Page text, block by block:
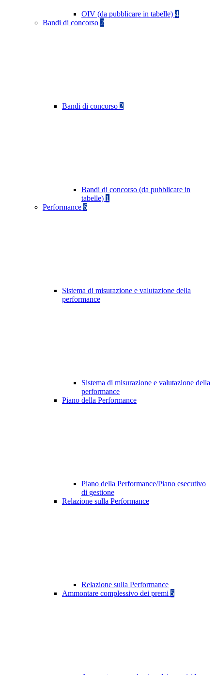
OIV (da pubblicare in tabelle) 4
Bandi di concorso 2
Bandi di concorso 2
Bandi di concorso (da pubblicare in
tabelle) 1
Performance 6
Sistema di misurazione e valutazione della
performance
Sistema di misurazione e valutazione della
performance
Piano della Performance
Piano della Performance/Piano esecutivo
di gestione
Relazione sulla Performance
Relazione sulla Performance
Ammontare complessivo dei premi 5